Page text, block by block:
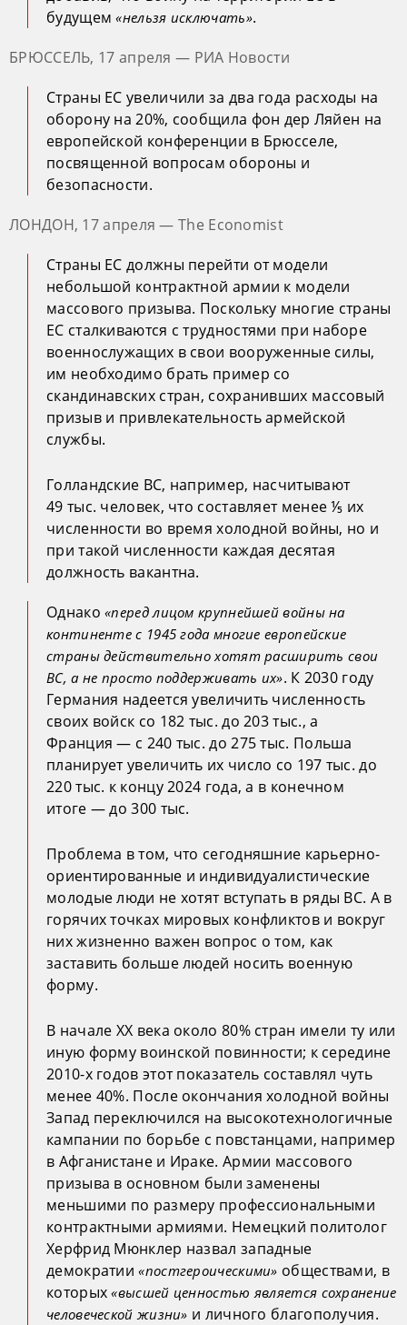
будущем«нельзя исключать».
БРЮССЕЛЬ, 17 апреля — РИА Новости
Страны ЕС увеличили за два года расходы на
оборону на 20%, сообщила фон дер Ляйен на
европейской конференции в Брюсселе,
посвященной вопросам обороны и
безопасности.
ЛОНДОН, 17 апреля — The Economist
Страны ЕС должны перейти от модели
небольшой контрактной армии к модели
массового призыва. Поскольку многие страны
ЕС сталкиваются с трудностями при наборе
военнослужащих в свои вооруженные силы,
им необходимо брать пример со
скандинавских стран, сохранивших массовый
призыв и привлекательность армейской
службы.
Голландские ВС, например, насчитывают
49 тыс. человек, что составляет менее ⅕ их
численности во время холодной войны, но и
при такой численности каждая десятая
должность вакантна.
Однако«перед лицом крупнейшей войны на
континенте с 1945 года многие европейские
страны действительно хотят расширить свои
ВС, а не просто поддерживать их». К 2030 году
Германия надеется увеличить численность
своих войск со 182 тыс. до 203 тыс., а
Франция — с 240 тыс. до 275 тыс. Польша
планирует увеличить их число со 197 тыс. до
220 тыс. к концу 2024 года, а в конечном
итоге — до 300 тыс.
Проблема в том, что сегодняшние карьерно-
ориентированные и индивидуалистические
молодые люди не хотят вступать в ряды ВС. А в
горячих точках мировых конфликтов и вокруг
них жизненно важен вопрос о том, как
заставить больше людей носить военную
форму.
В начале XX века около 80% стран имели ту или
иную форму воинской повинности; к середине
2010-х годов этот показатель составлял чуть
менее 40%. После окончания холодной войны
Запад переключился на высокотехнологичные
кампании по борьбе с повстанцами, например
в Афганистане и Ираке. Армии массового
призыва в основном были заменены
меньшими по размеру профессиональными
контрактными армиями. Немецкий политолог
Херфрид Мюнклер назвал западные
демократии«постгероическими» обществами, в
которых«высшей ценностью является сохранение
человеческой жизни» и личного благополучия.